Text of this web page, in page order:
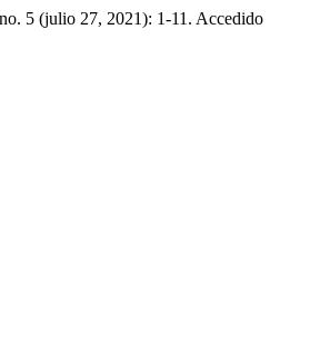
5 (julio 27, 2021): 1-11. Accedido